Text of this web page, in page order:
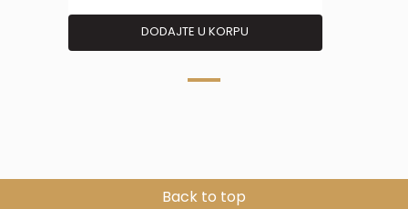
DODAJTE U KORPU
Back to top